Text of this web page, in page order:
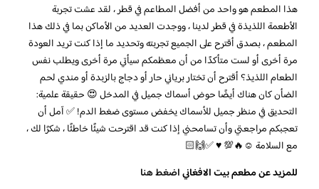
هذا المطعم هو واحد من أفضل المطاعم في قطر ، لقد عشت تجربة
الأطعمة اللذيذة في قطر لدينا ، ووجدت العديد من الأماكن بما في ذلك هذا
المطعم ، بصدق أقترح على الجميع تجربته وتحديد ما إذا كنت تريد العودة
مرة أخرى أو لست متأكدًا من أن معظمكم سيأتي مرة أخرى ويطلب نفس
الطعام اللذيذ؟ أقترح أن تختار برياني حار أو دجاج بالزبدة أو مندي لحم
الضأن كان هناك أيضًا حوض أسماك جميل في المدخل 😍 حقيقة علمية:
التحديق في منظر جميل للأسماك يخفض مستوى ضغط الدم! ✅ آمل أن
تعجبكم مراجعتي وأن تسامحني إذا كنت قد اقترحت شيئًا خاطئًا ، شكرًا لك ،
مع السلامة ☺️🔥💯 ♥ ️✅🙌🏻
للمزيد عن مطعم بيت الافغانياضغط هنا